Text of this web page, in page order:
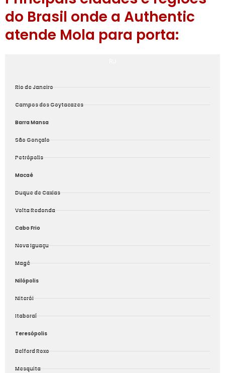
do Brasil onde a Authentic
atende Mola para porta:
Rio de Janeiro
Campos dos Goytacazes
Barra Mansa
São Gonçalo
Petrópolis
Macaé
Duque de Caxias
Volta Redonda
Cabo Frio
Nova Iguaçu
Magé
Nilópolis
Niterói
Itaboraí
Teresópolis
Belford Roxo
Mesquita